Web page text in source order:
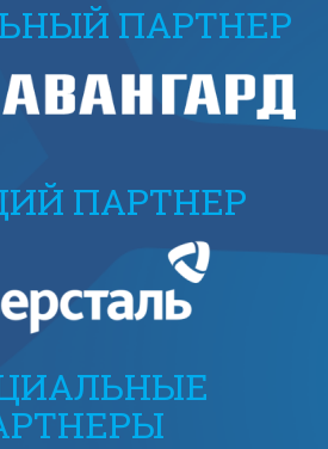
ПАРТНЕР
ПАРТНЕР